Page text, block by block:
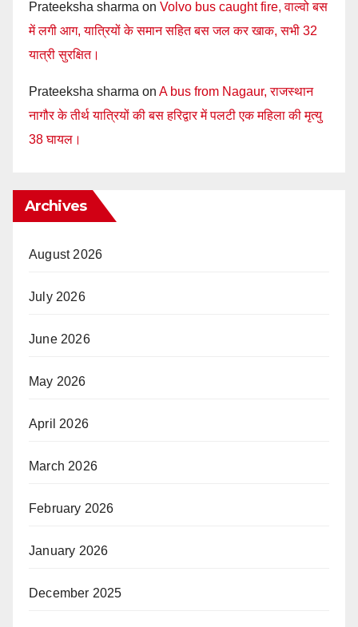
Prateeksha sharma on Volvo bus caught fire, वाल्वो बस
में लगी आग, यात्रियों के समान सहित बस जल कर खाक, सभी 32
यात्री सुरक्षित।
Prateeksha sharma on A bus from Nagaur, राजस्थान
नागौर के तीर्थ यात्रियों की बस हरिद्वार में पलटी एक महिला की मृत्यु
38 घायल।
Archives
August 2026
July 2026
June 2026
May 2026
April 2026
March 2026
February 2026
January 2026
December 2025